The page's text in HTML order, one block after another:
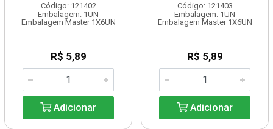
Código: 121402
Embalagem: 1UN
Embalagem Master 1X6UN
R$ 5,89
Adicionar
Código: 121403
Embalagem: 1UN
Embalagem Master 1X6UN
R$ 5,89
Adicionar